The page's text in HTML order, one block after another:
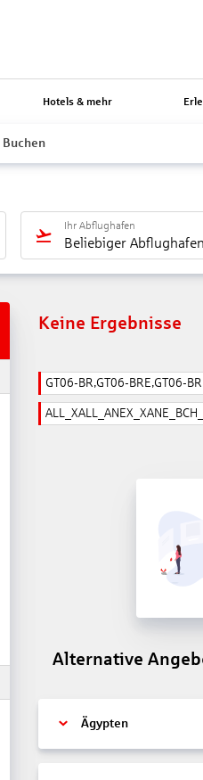
Hotels & mehr
Buchen
Ihr Abflughafen
Beliebiger Abflughafen
Keine Ergebnisse
GT06-BR,GT06-BRE,GT06-
Alternative
Ägypten